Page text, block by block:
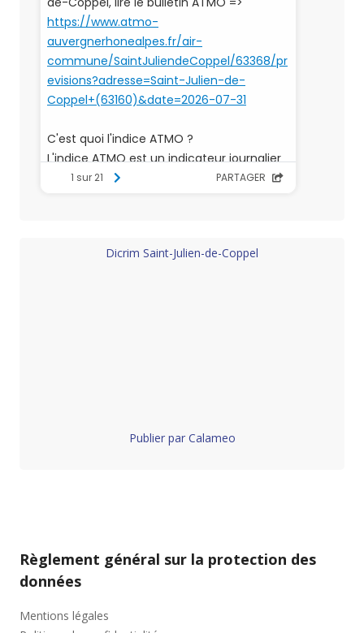
Dicrim Saint-Julien-de-Coppel
Publier par Calameo
Règlement général sur la protection des
données
Mentions légales